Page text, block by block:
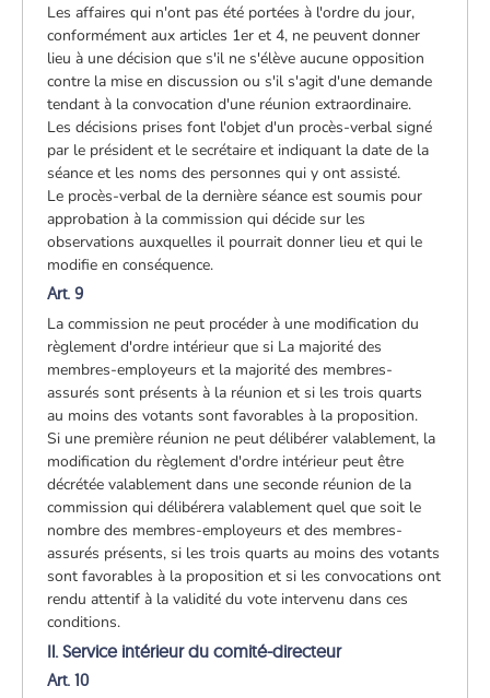
Les affaires qui n'ont pas été portées à l'ordre du jour,
conformément aux articles 1er et 4, ne peuvent donner
lieu à une décision que s'il ne s'élève aucune opposition
contre la mise en discussion ou s'il s'agit d'une demande
tendant à la convocation d'une réunion extraordinaire.
Les décisions prises font l'objet d'un procès-verbal signé
par le président et le secrétaire et indiquant la date de la
séance et les noms des personnes qui y ont assisté.
Le procès-verbal de la dernière séance est soumis pour
approbation à la commission qui décide sur les
observations auxquelles il pourrait donner lieu et qui le
modifie en conséquence.
Art. 9
La commission ne peut procéder à une modification du
règlement d'ordre intérieur que si La majorité des
membres-employeurs et la majorité des membres-
assurés sont présents à la réunion et si les trois quarts
au moins des votants sont favorables à la proposition.
Si une première réunion ne peut délibérer valablement, la
modification du règlement d'ordre intérieur peut être
décrétée valablement dans une seconde réunion de la
commission qui délibérera valablement quel que soit le
nombre des membres-employeurs et des membres-
assurés présents, si les trois quarts au moins des votants
sont favorables à la proposition et si les convocations ont
rendu attentif à la validité du vote intervenu dans ces
conditions.
Il. Service intérieur du comité-directeur
Art. 10